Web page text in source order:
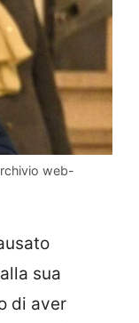
web-
sua
di aver